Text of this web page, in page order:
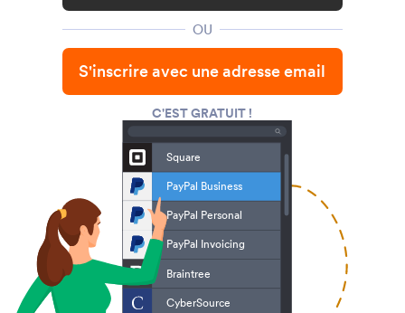
OU
S'inscrire avec une adresse email
C'EST GRATUIT !
PayPal Invoicing
Square
PayPal Personal
Braintree
CyberSource
PayPal Business